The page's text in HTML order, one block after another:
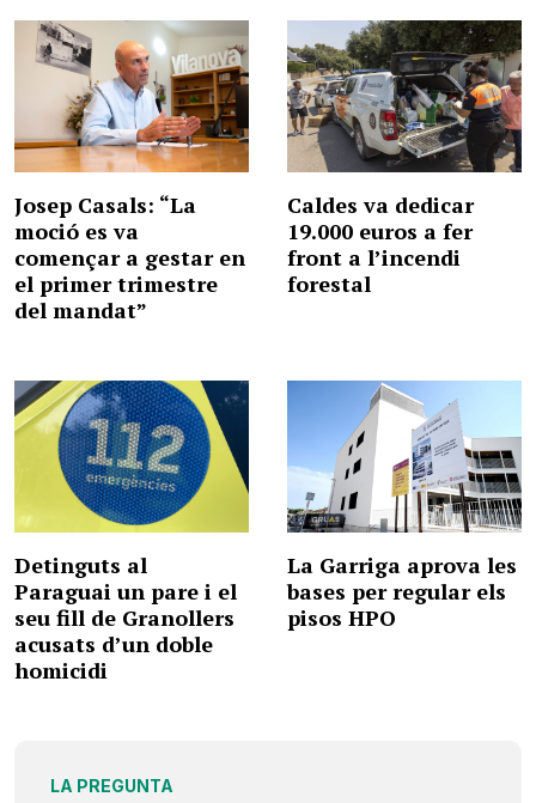
Josep Casals: “La
moció es va
començar a gestar en
el primer trimestre
del mandat”
Caldes va dedicar
19.000 euros a fer
front a l’incendi
forestal
Detinguts al
Paraguai un pare i el
seu fill de Granollers
acusats d’un doble
homicidi
La Garriga aprova les
bases per regular els
pisos HPO
LA PREGUNTA